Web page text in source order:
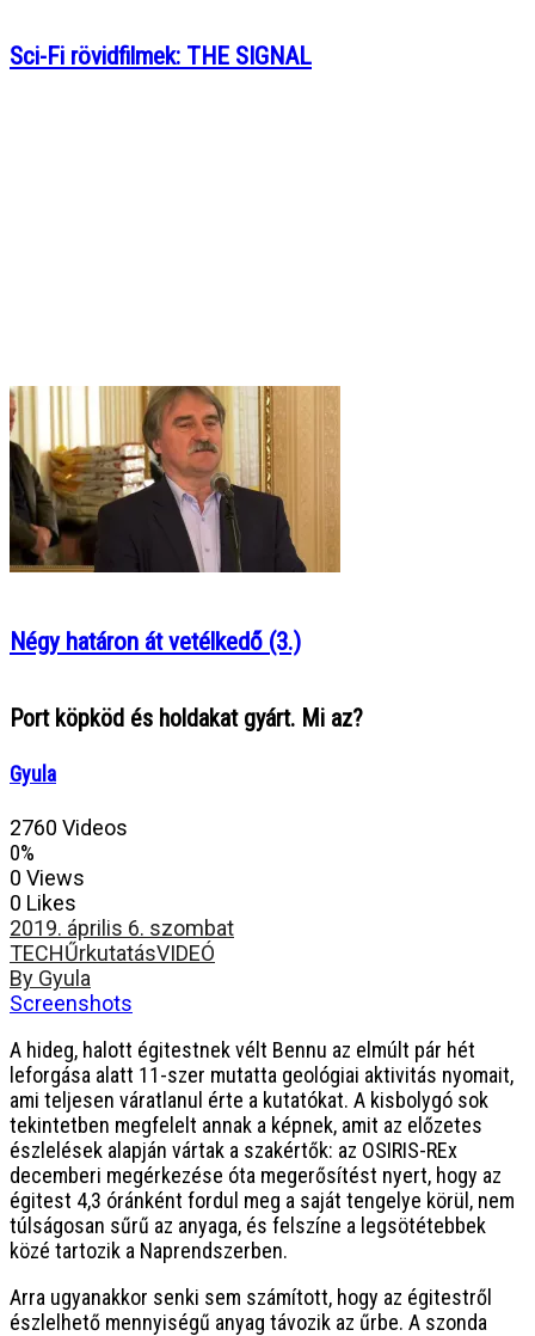
Sci-Fi rövidfilmek: THE SIGNAL
Négy határon át vetélkedő (3.)
Port köpköd és holdakat gyárt. Mi az?
Gyula
2760 Videos
0%
0 Views
0 Likes
2019. április 6. szombat
TECHŰrkutatásVIDEÓ
By Gyula
Screenshots
A hideg, halott égitestnek vélt Bennu az elmúlt pár hét
leforgása alatt 11-szer mutatta geológiai aktivitás nyomait,
ami teljesen váratlanul érte a kutatókat. A kisbolygó sok
tekintetben megfelelt annak a képnek, amit az előzetes
észlelések alapján vártak a szakértők: az OSIRIS-REx
decemberi megérkezése óta megerősítést nyert, hogy az
égitest 4,3 óránként fordul meg a saját tengelye körül, nem
túlságosan sűrű az anyaga, és felszíne a legsötétebbek
közé tartozik a Naprendszerben.
Arra ugyanakkor senki sem számított, hogy az égitestről
észlelhető mennyiségű anyag távozik az űrbe. A szonda